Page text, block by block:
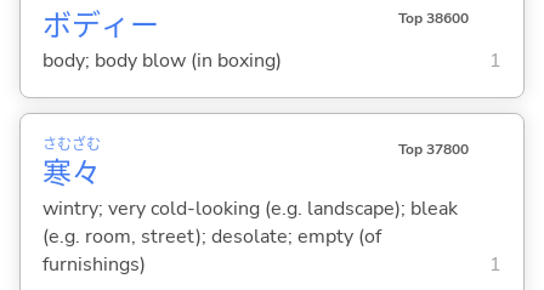
ボディー Top 38600
body; body blow (in boxing) 1
寒
さむ
々
ざむ Top 37800
wintry; very cold-looking (e.g. landscape); bleak
(e.g. room, street); desolate; empty (of
furnishings)
1